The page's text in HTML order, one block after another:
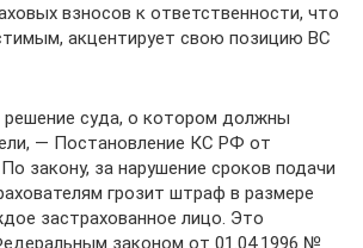
взносов к ответственности, что
акцентирует свою позицию ВС
суда, о котором должны
— Постановление КС РФ от
закону, за нарушение сроков подачи
грозит штраф в размере
застрахованное лицо. Это
законом от 01.04.1996 №